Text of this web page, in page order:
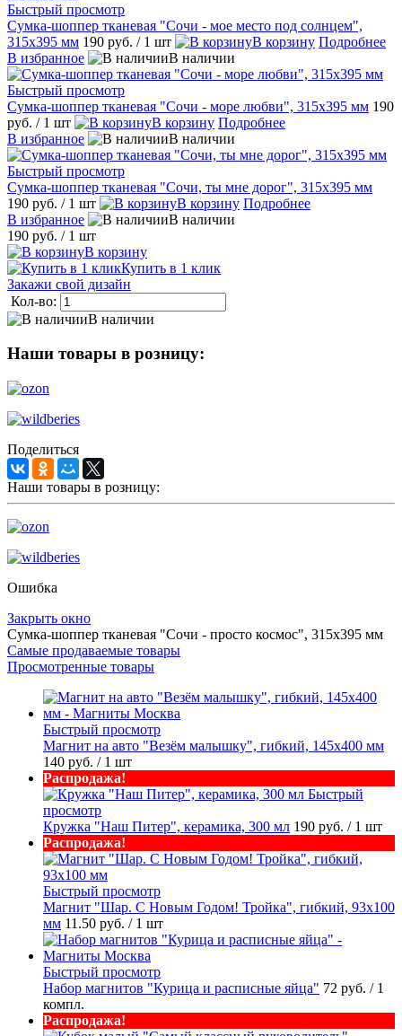
Быстрый просмотр
Сумка-шоппер тканевая "Сочи - мое место под солнцем",
315х395 мм 190 руб. / 1 шт В корзину Подробнее
В избранное
В наличии
Быстрый просмотр
Сумка-шоппер тканевая "Сочи - море любви", 315х395 мм 190
руб. / 1 шт В корзину Подробнее
В избранное
В наличии
Быстрый просмотр
Сумка-шоппер тканевая "Сочи, ты мне дорог", 315х395 мм
190 руб. / 1 шт В корзину Подробнее
В избранное
В наличии
190 руб. / 1 шт
В корзину
Купить в 1 клик
Закажи свой дизайн
Кол-во:
В наличии
Наши товары в розницу:
Поделиться
Наши товары в розницу:
Ошибка
Закрыть окно
Сумка-шоппер тканевая "Сочи - просто космос", 315х395 мм
Самые продаваемые товары
Просмотренные товары
Быстрый просмотр
Магнит на авто "Везём малышку", гибкий, 145х400 мм
140 руб. / 1 шт
Распродажа!
Быстрый
просмотр
Кружка "Наш Питер", керамика, 300 мл 190 руб. / 1 шт
Распродажа!
Быстрый просмотр
Магнит "Шар. С Новым Годом! Тройка", гибкий, 93х100
мм 11.50 руб. / 1 шт
Быстрый просмотр
Набор магнитов "Курица и расписные яйца" 72 руб. / 1
компл.
Распродажа!